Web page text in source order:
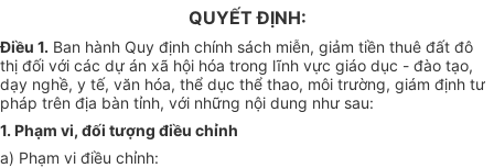
QUYẾT ĐỊNH:
Điều 1. Ban hành Quy định chính sách miễn, giảm tiền thuê đất đô
thị đối với các dự án xã hội hóa trong lĩnh vực giáo dục - đào tạo,
dạy nghề, y tế, văn hóa, thể dục thể thao, môi trường, giám định tư
pháp trên địa bàn tỉnh, với những nội dung như sau:
1. Phạm vi, đối tượng điều chỉnh
a) Phạm vi điều chỉnh: